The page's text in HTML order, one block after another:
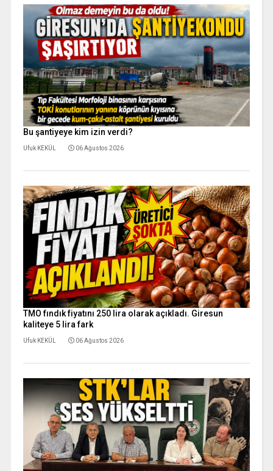
Bu şantiyeye kim izin verdi?
Ufuk KEKÜL 06 Ağustos 2026
TMO fındık fiyatını 250 lira olarak açıkladı. Giresun
kaliteye 5 lira fark
Ufuk KEKÜL 06 Ağustos 2026